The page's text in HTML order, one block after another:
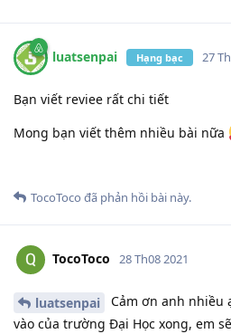
luatsenpai Hạng bạc 27
Bạn viết reviee rất chi tiết
Mong bạn viết thêm nhiều bài nữa
TocoToco đã phản hồi bài này.
TocoToco 28 Th08 2021
luatsenpai
Cảm ơn anh nhiều
vào của trường Đại Học xong, em